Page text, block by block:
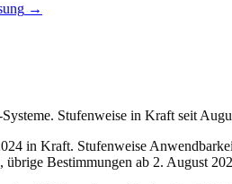
→
Stufenweise in Kraft seit
in Kraft. Stufenweise
Bestimmungen ab 2. August